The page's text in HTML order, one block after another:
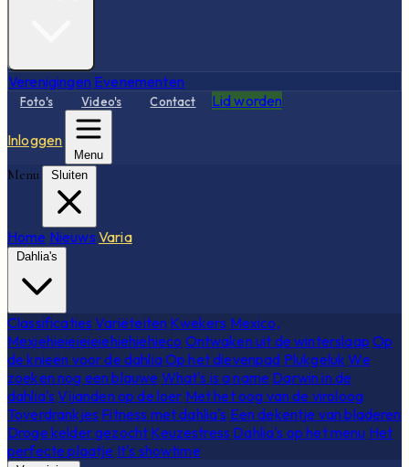
Verenigingen Evenementen
Foto's Video's Contact Lid worden
Inloggen
Menu
Menu Sluiten
Home Nieuws Varia
Dahlia's
Classificaties Variëteiten Kwekers Mexico,
Mexiehieieieieiehiehiehieco Ontwaken uit de winterslaap Op
de knieën voor de dahliaOp het dievenpad Plukgeluk We
zoeken nog een blauwe What's is a name Darwin in de
dahlia's Vijanden op de loer Met het oog van de viroloog
Toverdrankjes Fitness met dahlia's Een dekentje van bladeren
Droge kelder gezocht Keuzestress Dahlia's op het menu Het
perfecte plaatje It's showtime